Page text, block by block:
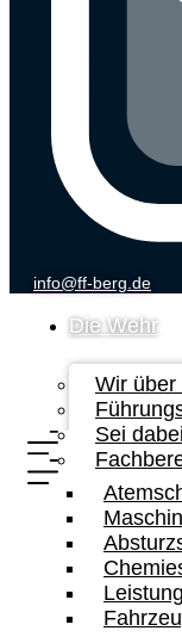
info@ff-berg.de
Die Wehr
Wir über
Sei